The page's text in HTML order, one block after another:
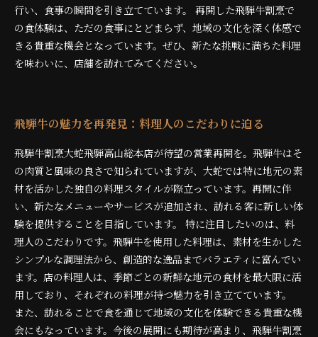
行い、食事の瞬間を引き立てています。 再開した飛騨牛割烹で
の食体験は、ただの食事にとどまらず、地域の文化を深く体感で
きる貴重な機会となっています。ぜひ、新たな挑戦に満ちた料理
を味わいに、店舗を訪れてみてください。
飛騨牛の魅力を再発見：料理人のこだわりに迫る
飛騨牛割烹大蛇飛騨高山総本店が待望の営業再開を。飛騨牛はそ
の肉質と風味の良さで知られていますが、大蛇では特に地元の素
材を活かした独自の料理スタイルが際立っています。再開に伴
い、新たなメニューやサービスが追加され、訪れる客に新しい体
験を提供することを目指しています。 特に注目したいのは、料
理人のこだわりです。飛騨牛を使用した料理は、素材を生かした
シンプルな調理法から、創造的な逸品までバラエティに富んでい
ます。店の料理人は、季節ごとの新鮮な地元の食材を最大限に活
用しており、それぞれの料理が持つ魅力を引き立てています。
また、訪れることで食を通じて地域の文化を体験できる貴重な機
会にもなっています。今後の展開にも期待が高まり、飛騨牛割烹